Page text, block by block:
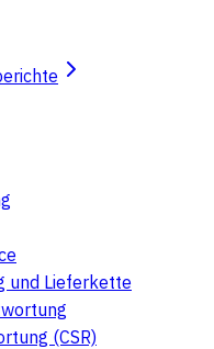
und Lieferkette
(CSR)